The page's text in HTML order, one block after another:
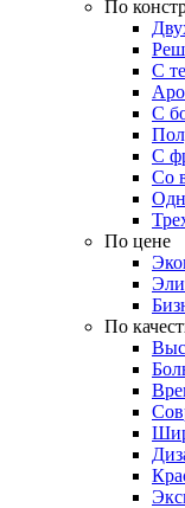
По
С
С
С
Cо
По цене
По